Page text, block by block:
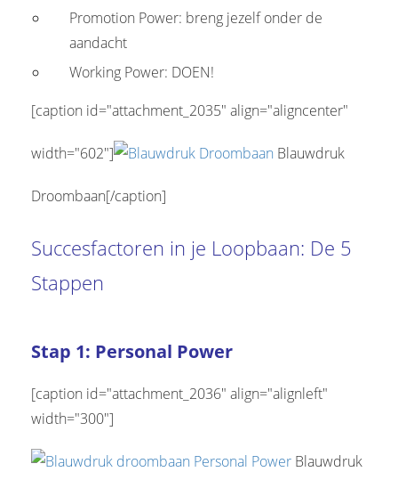
Promotion Power: breng jezelf onder de
aandacht
Working Power: DOEN!
[caption id="attachment_2035" align="aligncenter"
width="602"] Blauwdruk
Droombaan[/caption]
Succesfactoren in je Loopbaan: De 5
Stappen
Stap 1: Personal Power
[caption id="attachment_2036" align="alignleft"
width="300"]
Blauwdruk